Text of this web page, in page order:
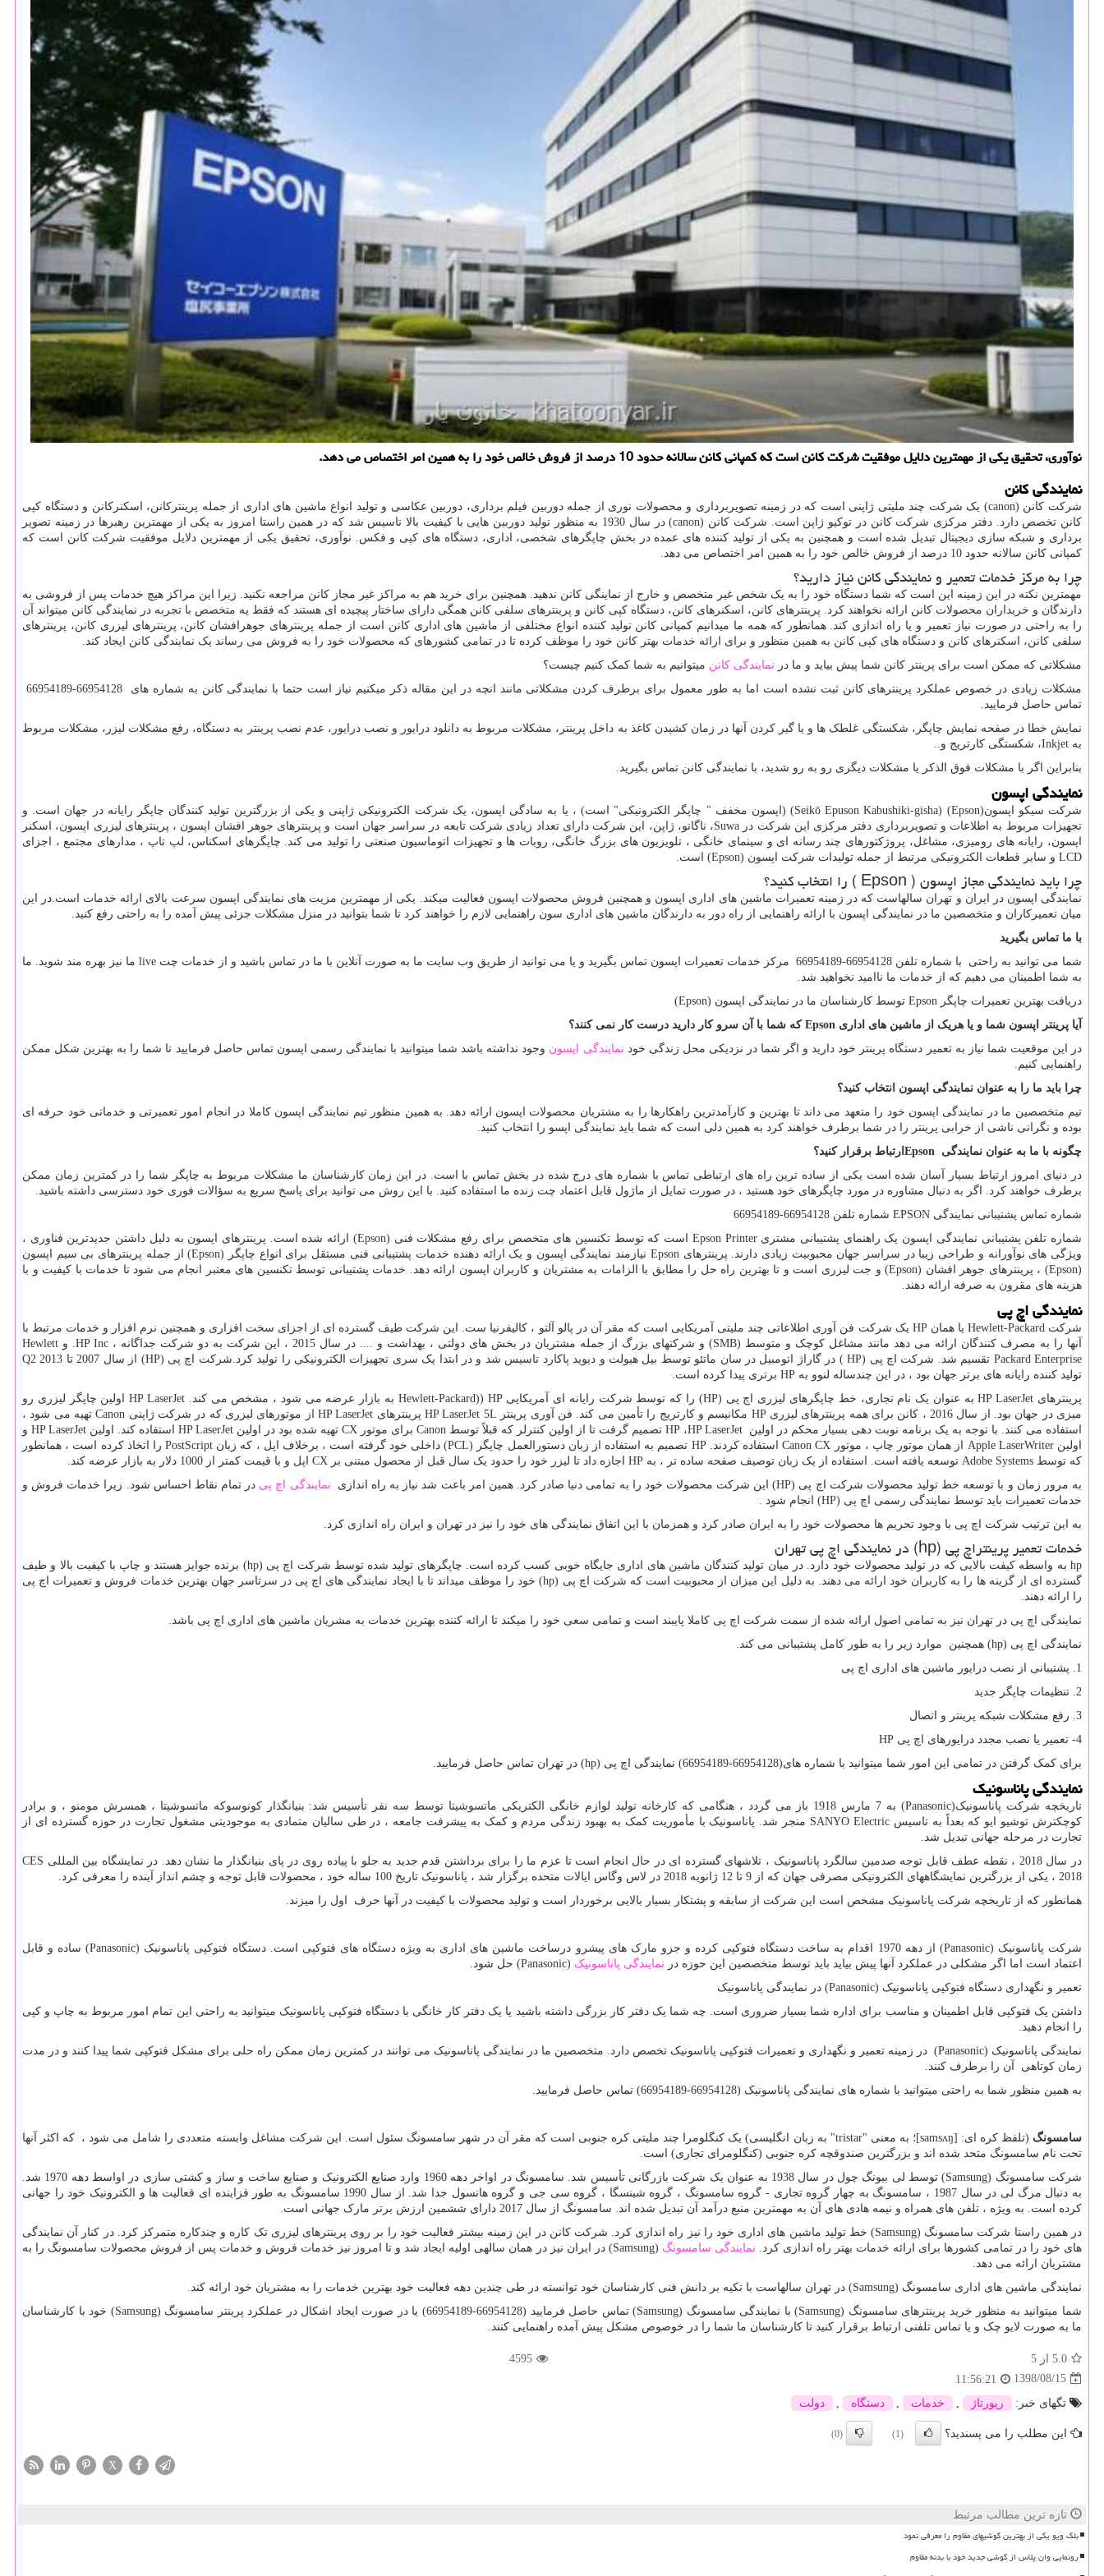
نوآوری، تحقیق یكی از مهمترین دلایل موفقیت شركت كانن است كه كمپانی كانن سالانه حدود 10 درصد از فروش خالص خود را به همین امر اختصاص می دهد.
نمایندگی کانن
شرکت کانن (canon) یک شرکت چند ملیتی ژاپنی است که در زمینه تصویربرداری و محصولات نوری از جمله دوربین فیلم برداری، دوربین عکاسی و تولید انواع ماشین های اداری از جمله پرینترکانن، اسکنرکانن و دستگاه کپی
کانن تخصص دارد. دفتر مرکزی شرکت کانن در توکیو ژاپن است. شرکت کانن (canon
) در سال 1930 به منظور تولید دوربین هایی با کیفیت بالا تاسیس شد که در همین راستا امروز به یکی از مهمترین رهبرها در زمینه تصویر
برداری و شبکه سازی دیجیتال تبدیل شده است و همچنین به یکی از تولید کننده های عمده در بخش چاپگرهای شخصی، اداری، دستگاه های کپی و فکس. نوآوری، تحقیق یکی از مهمترین دلایل موفقیت شرکت کانن است که
کمپانی کانن سالانه حدود 10 درصد از فروش خالص خود را به همین امر اختصاص می دهد.
چرا به مرکز خدمات تعمیر و نمایندگی کانن نیاز دارید؟
مهمترین نکته در این زمینه این است که شما دستگاه خود را به یک شخص غیر متخصص و خارج از نماینگی کانن ندهید. همچنین برای خرید هم به مراکز غیر مجاز کانن مراجعه نکنید. زیرا این مراکز هیچ خدمات پس از فروشی به
دارندگان و خریداران محصولات کانن ارائه نخواهند کرد. پرینترهای کانن، اسکنرهای کانن، دستگاه کپی کانن و پرینترهای سلفی کانن همگی دارای ساختار پیچیده ای هستند که فقط یه متخصص با تجربه در نمایندگی کانن میتواند آن
را به راحتی در صورت نیاز تعمیر و یا راه اندازی کند. همانطور که همه ما میدانیم کمپانی کانن تولید کننده انواع مختلفی از ماشین های اداری کانن است از جمله پرینترهای جوهرافشان کانن، پرینترهای لیزری کانن، پرینترهای
سلفی کانن، اسکنرهای کانن و دستگاه های کپی کانن به همین منظور و برای ارائه خدمات بهتر کانن خود را موظف کرده تا در تمامی کشورهای که محصولات خود را به فروش می رساند یک نمایندگی کانن ایجاد کند.
مشکلاتی که ممکن است برای پرینتر کانن شما پیش بیاید و ما در نمایندگی کانن میتوانیم به شما کمک کنیم چیست؟
تماس حاصل فرمایید.
نمایش خطا در صفحه نمایش چاپگر، شکستگی غلطک ها و یا گیر کردن آنها در زمان کشیدن کاغذ به داخل پرینتر، مشکلات مربوط به دانلود درایور و نصب درایور، عدم نصب پرینتر به دستگاه، رفع مشکلات لیزر، مشکلات مربوط
به Inkjet، شکستگی کارتریج و..
بنابراین اگر با مشکلات فوق الذکر یا مشکلات دیگری رو به رو شدید، با نمایندگی کانن تماس بگیرید.
نمایندگی اپسون
شرکت سیکو اپسون(Epson
) (Seikō Epuson Kabushiki-gisha) (اپسون مخفف " چاپگر الکترونیکی" است) ، یا به سادگی اپسون، یک شرکت الکترونیکی ژاپنی و یکی از بزرگترین تولید کنندگان چاپگر رایانه در جهان است. و
تجهیزات مربوط به اطلاعات و تصویربرداری دفتر مرکزی این شرکت در Suwa، ناگانو، ژاپن، این شرکت دارای تعداد زیادی شرکت تابعه در سراسر جهان است و پرینترهای جوهر افشان اپسون ، پرینترهای لیزری اپسون، اسکنر
اپسون، رایانه های رومیزی، مشاغل، پروژکتورهای چند رسانه ای و سینمای خانگی ، تلویزیون های بزرگ خانگی، روبات ها و تجهیزات اتوماسیون صنعتی را تولید می کند. چاپگرهای اسکناس، لپ تاپ ، مدارهای مجتمع ، اجزای
LCD و سایر قطعات الکترونیکی مرتبط از جمله تولیدات شرکت اپسون (Epson) است.
چرا باید نمایندگی مجاز اپسون (Epson ) را انتخاب کنید؟
نمایندگی اپسون در ایران و تهران سالهاست که در زمینه تعمیرات ماشین های اداری اپسون و همچنین فروش محصولات اپسون فعالیت میکند. یکی از مهمترین مزیت های نمایندگی اپسون سرعت بالای ارائه خدمات است.در این
میان تعمیرکاران و متخصصین ما در نمایندگی اپسون با ارائه راهنمایی از راه دور به دارندگان ماشین های اداری سون راهنمایی لازم را خواهند کرد تا شما بتوانید در منزل مشکلات جزئی پیش آمده را به راحتی رفع کنید.
با ما تماس بگیرید
شما می توانید به راحتی با شماره تلفن 66954128-66954189 مرکز خدمات تعمیرات اپسون تماس بگیرید و یا می توانید از طریق وب سایت ما به صورت آنلاین با ما در تماس باشید و از خدمات چت
live ما نیز بهره مند شوید. ما
به شما اطمینان می دهیم که از خدمات ما ناامید نخواهید شد.
دریافت بهترین تعمیرات چاپگر Epson توسط کارشناسان ما در نمایندگی اپسون (Epson
)
آیا پرینتر اپسون شما و یا هریک از ماشین های اداری Epson که شما با آن سرو کار دارید درست کار نمی کنند؟
در این موقعیت شما نیاز به تعمیر دستگاه پرینتر خود دارید و اگر شما در نزدیکی محل زندگی خود نمایندگی اپسون وجود نداشته باشد شما میتوانید با نمایندگی رسمی اپسون تماس حاصل فرمایید تا شما را به بهترین شکل ممکن
راهنمایی کنیم.
چرا باید ما را به عنوان نمایندگی اپسون انتخاب کنید؟
تیم متخصصین ما در نمایندگی اپسون خود را متعهد می داند تا بهترین و کارآمدترین راهکارها را به مشتریان محصولات اپسون ارائه دهد. به همین منظور تیم نمایندگی اپسون کاملا در انجام امور تعمیرتی و خدماتی خود حرفه ای
بوده و نگرانی ناشی از خرابی پرینتر را در شما برطرف خواهند کرد به همین دلی است که شما باید نمایندگی اپسو را انتخاب کنید.
چگونه با ما به عنوان نمایندگی Epson ارتباط برقرار کنید؟
در دنیای امروز ارتباط بسیار آسان شده است یکی از ساده ترین راه های ارتباطی تماس با شماره های درج شده در بخش تماس با است. در این زمان کارشناسان ما مشکلات مربوط به چاپگر شما را در کمترین زمان ممکن
برطرف خواهند کرد. اگر به دنبال مشاوره در مورد چاپگرهای خود هستید ، در صورت تمایل از ماژول قابل اعتماد چت زنده ما استفاده کنید. با این روش می توانید برای پاسخ سریع به سؤالات فوری خود دسترسی داشته باشید.
شماره تماس پشتیبانی نمایندگی EPSON شماره تلفن 66954128-66954189
شماره تلفن پشتیبانی نمایندگی اپسون یک راهنمای پشتیبانی مشتریEpson Printer است که توسط تکنسین های متخصص برای رفع مشکلات فنی (Epson) ارائه شده است. پرینترهای اپسون به دلیل داشتن جدیدترین فناوری ،
ویژگی های نوآورانه و طراحی زیبا در سراسر جهان محبوبیت زیادی دارند. پرینترهای Epson نیازمند نمایندگی اپسون و یک ارائه دهنده خدمات پشتیبانی فنی مستقل برای انواع چاپگر (Epson) از جمله پرینترهای بی سیم اپسون
(
Epson) ، پرینترهای جوهر افشان (Epson) و جت لیزری است و تا بهترین راه حل را مطابق با الزامات به مشتریان و کاربران اپسون ارائه دهد. خدمات پشتیبانی توسط تکنسین های معتبر انجام می شود تا خدمات با کیفیت و با
هزینه های مقرون به صرفه ارائه دهند.
نمایندگی اچ پی
شرکت Hewlett-Packard یا همانHP یک شرکت فن آوری اطلاعاتی چند ملیتی آمریکایی است که مقر آن در پالو آلتو ، کالیفرنیا ست. این شرکت طیف گسترده ای از اجزای سخت افزاری و همچنین نرم افزار و خدمات مرتبط با
آنها را به مصرف کنندگان ارائه می دهد مانند مشاغل کوچک و متوسط (SMB) و شرکتهای بزرگ از جمله مشتریان در بخش های دولتی ، بهداشت و .... در سال 2015 ، این شرکت به دو شرکت جداگانه ، HP Inc . و Hewlett
Packard Enterprise تقسیم شد. شرکت اچ پی (HP) در گاراژ اتومبیل در سان ماتئو توسط بیل هیولت و دیوید پاکارد تاسیس شد و در ابتدا یک سری تجهیزات الکترونیکی را تولید کرد.شرکت اچ پی (HP) از سال 2007 تا
Q2 2013
تولید کننده رایانه های برتر جهان بود ، در این چندساله لنوو به HP برتری پیدا کرده است.
پرینترهای HP LaserJetبه عنوان یک نام تجاری، خط چاپگرهای لیزری اچ پی HP)) را که توسط شرکت رایانه ای آمریکاییHewlett-Packard)) HP به بازار عرضه می شود ، مشخص می کند.HP LaserJetاولین چاپگر لیزری رو
میزی در جهان بود. از سال 2016 ، کانن برای همه پرینترهای لیزری
HP مکانیسم و کارتریج را تأمین می کند. فن آوری پرینتر HP LaserJet 5Lپرینترهای HP LaserJetاز موتورهای لیزری که در شرکت ژاپنی Canonتهیه می شود ،
استفاده می کنند. با توجه به یک برنامه نوبت دهی بسیار محکم در اولین HP LaserJet، HP تصمیم گرفت تا از اولین کنترلر که قبلاً توسط Canon برای موتور CX تهیه شده بود در اولین HP LaserJet استفاده کند. اولین HP LaserJet و
اولینApple LaserWriter از همان موتور چاپ ، موتور Canon CXاستفاده کردند.HP تصمیم به استفاده از زبان دستورالعمل چاپگر (PCL) داخلی خود گرفته است ، برخلاف اپل ، که زبان PostScriptرا اتخاذ کرده است ، همانطور
که توسط Adobe Systems توسعه یافته است. استفاده از یک زبان توصیف صفحه ساده تر ، به HP اجازه داد تا لیزر خود را حدود یک سال قبل از محصول مبتنی بر CX اپل و با قیمت کمتر از 1000 دلار به بازار عرضه کند.
به مرور زمان و با توسعه خط تولید محصولات شرکت اچ پی (HP) این شرکت محصولات خود را به تمامی دنیا صادر کرد. همین امر باعث شد نیاز به راه اندازی نمایندگی اچ پی در تمام نقاط احساس شود. زیرا خدمات فروش و
خدمات تعمیرات باید توسط نمایندگی رسمی اچ پی (HP) انجام شود .
به این ترتیب شرکت اچ پی با وجود تحریم ها محصولات خود را به ایران صادر کرد و همزمان با این اتفاق نمایندگی های خود را نیز در تهران و ایران راه اندازی کرد.
خدمات تعمیر پرینتراچ پیhp)) در نمایندگی اچ پی تهران
hp به واسطه کیفت بالایی که در تولید محصولات خود دارد. در میان تولید کنندگان ماشین های اداری جایگاه خوبی کسب کرده است. چاپگرهای تولید شده توسط شرکت اچ پی hp)) برنده جوایز هستند و چاپ با کیفیت بالا و طیف
گسترده ای از گزینه ها را به کاربران خود ارائه می دهند. به دلیل این میزان از محبوبیت است که شرکت اچ پی hp)) خود را موظف میداند تا با ایجاد نمایندگی های اچ پی در سرتاسر جهان بهترین خدمات فروش و تعمیرات اچ پی
را ارائه دهند.
نمایندگی اچ پی در تهران نیز به تمامی اصول ارائه شده از سمت شرکت اچ پی کاملا پایبند است و تمامی سعی خود را میکند تا ارائه کننده بهترین خدمات به مشریان ماشین های اداری اچ پی باشد.
نمایندگی اچ پی hp)) همچنین موارد زیر را به طور کامل پشتیبانی می کند.
1. پشتیبانی از نصب درایور ماشین های اداری اچ پی
2. تنظیمات چاپگر جدید
3. رفع مشکلات شبکه پرینتر و اتصال
4- تعمیر یا نصب مجدد درایورهای اچ پی
HP
برای کمک گرفتن در تمامی این امور شما میتوانید با شماره های(66954128-66954189) نمایندگی اچ پی
hp)) در تهران تماس حاصل فرمایید.
نمایندگی پاناسونیک
تاریخچه شرکت پاناسونیک(Panasonic
) به 7 مارس 1918 باز می گردد ، هنگامی که کارخانه تولید لوازم خانگی الکتریکی ماتسوشیتا توسط سه نفر تأسیس شد: بنیانگذار کونوسوکه ماتسوشیتا ، همسرش مومنو ، و برادر
کوچکترش توشیو ایو که بعداً به تاسیسSANYO Electric منجر شد. پاناسونیک با مأموریت کمک به بهبود زندگی مردم و کمک به پیشرفت جامعه ، در طی سالیان متمادی به موجودیتی مشغول تجارت در حوزه گسترده ای از
تجارت در مرحله جهانی تبدیل شد.
در سال 2018 ، نقطه عطف قابل توجه صدمین سالگرد پاناسونیک ، تلاشهای گسترده ای در حال انجام است تا عزم ما را برای برداشتن قدم جدید به جلو با پیاده روی در پای بنیانگذار ما نشان دهد. در نمایشگاه بین المللی
CES
2018 ، یکی از بزرگترین نمایشگاههای الکترونیکی مصرفی جهان که از 9 تا 12 ژانویه 2018 در لاس وگاس ایالات متحده برگزار شد ، پاناسونیک تاریخ 100 ساله خود ، محصولات قابل توجه و چشم انداز آینده را معرفی کرد.
همانطور که از تاریخچه شرکت پاناسونیک مشخص است این شرکت از سابقه و پشتکار بسیار بالایی برخوردار است و تولید محصولات با کیفیت در آنها حرف اول را میزند.
شرکت پاناسونیک Panasonic)) از دهه 1970 اقدام به ساخت دستگاه فتوکپی کرده و جزو مارک های پیشرو درساخت ماشین های اداری به ویژه دستگاه های فتوکپی است. دستگاه فتوکپی پاناسونیک Panasonic)) ساده و قابل
اعتماد است اما اگر مشکلی در عملکرد آنها پیش بیاید باید توسط متخصصین این حوزه در نمایندگی پاناسونیک Panasonic)) حل شود.
تعمیر و نگهداری دستگاه فتوکپی پاناسونیک Panasonic)) در نمایندگی پاناسونیک
داشتن یک فتوکپی قابل اطمینان و مناسب برای اداره شما بسیار ضروری است. چه شما یک دفتر کار بزرگی داشته باشید یا یک دفتر کار خانگی با دستگاه فتوکپی پاناسونیک میتوانید به راحتی این تمام امور مربوط به چاپ و کپی
را انجام دهید.
نمایندگی پاناسونیک Panasonic)) در زمینه تعمیر و نگهداری و تعمیرات فتوکپی پاناسونیک تخصص دارد. متخصصین ما در نمایندگی پاناسونیک می توانند در کمترین زمان ممکن راه حلی برای مشکل فتوکپی شما پیدا کنند و در مدت
زمان کوتاهی آن را برطرف کنند.
به همین منظور شما به راحتی میتوانید با شماره های نمایندگی پاناسونیک (66954128-66954189) تماس حاصل فرمایید.
سامسونگ (تلفظ کره ای: [samsʌŋ]؛ به معنی "tristar" به زبان انگلیسی) یک کنگلومرا چند ملیتی کره جنوبی است که مقر آن در شهر سامسونگ سئول است. این شرکت مشاغل وابسته متعددی را شامل می شود ، که اکثر آنها
تحت نام سامسونگ متحد شده اند و بزرگترین صندوقچه کره جنوبی (کنگلومرای تجاری) است.
شرکت سامسونگ (Samsung
) توسط لی بیونگ چول در سال 1938 به عنوان یک شرکت بازرگانی تأسیس شد. سامسونگ در اواخر دهه 1960 وارد صنایع الکترونیک و صنایع ساخت و ساز و کشتی سازی در اواسط دهه 1970 شد.
به دنبال مرگ لی در سال 1987 ، سامسونگ به چهار گروه تجاری - گروه سامسونگ ، گروه شینسگا ، گروه سی جی و گروه هانسول جدا شد. از سال 1990 سامسونگ به طور فزاینده ای فعالیت ها و الکترونیک خود را جهانی
کرده است. به ویژه ، تلفن های همراه و نیمه هادی های آن به مهمترین منبع درآمد آن تبدیل شده اند. سامسونگ از سال 2017 دارای ششمین ارزش برتر مارک جهانی است.
در همین راستا شرکت سامسونگ (Samsung) خط تولید ماشین های اداری خود را نیز راه اندازی کرد. شرکت کانن در این زمینه بیشتر فعالیت خود را بر روی پرینترهای لیزری تک کاره و چندکاره متمرکز کرد. در کنار آن نمایندگی
های خود را در تمامی کشورها برای ارائه خدمات بهتر راه اندازی کرد. نمایندگی سامسونگ (
Samsung) در ایران نیز در همان سالهی اولیه ایجاد شد و تا امروز نیز خدمات فروش و خدمات پس از فروش محصولات سامسونگ را به
مشتریان ارائه می دهد.
نمایندگی ماشین های اداری سامسونگ (Samsung) در تهران سالهاست با تکیه بر دانش فنی کارشناسان خود توانسته در طی چندین دهه فعالیت خود بهترین خدمات را به مشتریان خود ارائه کند.
شما میتوانید به منظور خرید پرینترهای سامسونگ (Samsung) با نمایندگی سامسونگ (Samsung) تماس حاصل فرمایید (66954128-66954189) یا در صورت ایجاد اشکال در عملکرد پرینتر سامسونگ (Samsung) خود با کارشناسان
ما به صورت لایو چک و یا تماس تلفنی ارتباط برقرار کنید تا کارشناسان ما شما را در خوصوص مشکل پیش آمده راهنمایی کنند.
5.0 از 5
4595
1398/08/15
11:56:21
تگهای خبر:
رپورتاژ , خدمات , دستگاه , دولت
این مطلب را می پسندید؟ (1)
(0)
X
تازه ترین مطالب مرتبط
بلک ویو یکی از بهترین گوشیهای مقاوم را معرفی نمود
رونمایی وان پلاس از گوشی جدید خود با بدنه مقاوم